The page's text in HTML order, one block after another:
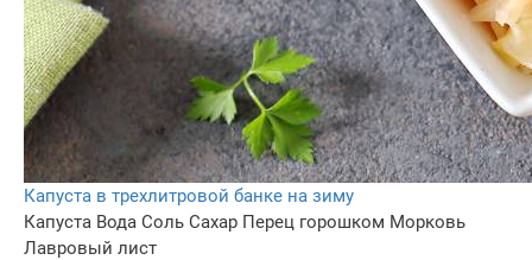
Капуста в трехлитровой банке на зиму
Капуста Вода Соль Сахар Перец горошком Морковь
Лавровый лист